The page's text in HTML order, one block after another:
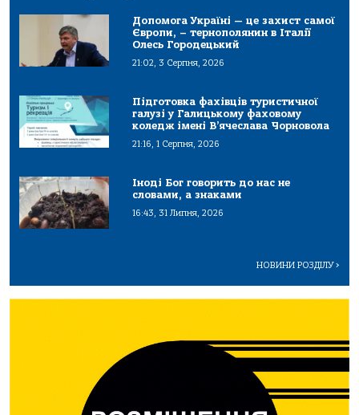
Допомога Україні — це захист самої
Європи, – тернополянин в Італії
Олесь Городецький
21:02, 3 Серпня, 2026
Підготовка фахівців туристичної
галузі у Галицькому фаховому
коледж імені В’ячеслава Чорновола
21:16, 1 Серпня, 2026
Іноді Бог говорить до нас не
словами, а знаками
16:43, 31 Липня, 2026
НОВИНИ РОЗДІЛУ>